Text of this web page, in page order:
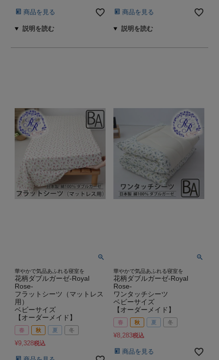
商品を見る 商品を見る
華やかで気品あふれる寝室を
花柄ダブルガーゼ-Royal
Rose-
フラットシーツ（マットレス
用）
ベビーサイズ
【オーダーメイド】
春 秋 夏 冬
¥9,328税込
華やかで気品あふれる寝室を
花柄ダブルガーゼ-Royal
Rose-
ワンタッチシーツ
ベビーサイズ
【オーダーメイド】
春 秋 夏 冬
¥8,283税込
商品を見る